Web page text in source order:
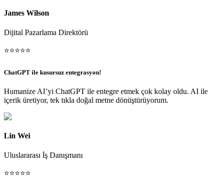
James Wilson
Dijital Pazarlama Direktörü
⭐⭐⭐⭐⭐
ChatGPT ile kusursuz entegrasyon!
Humanize AI’yi ChatGPT ile entegre etmek çok kolay oldu. AI ile
içerik üretiyor, tek tıkla doğal metne dönüştürüyorum.
Lin Wei
Uluslararası İş Danışmanı
⭐⭐⭐⭐⭐